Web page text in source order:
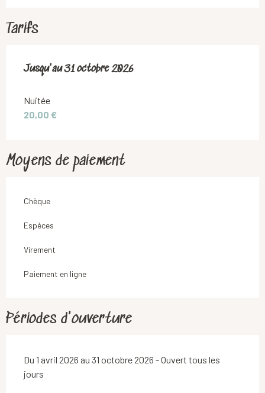
Tarifs
Du1 avril 2026au31 octobre 2026
Jusqu'au31 octobre 2026
Nuitée
20,00 €
Moyens de paiement
Chèque
Espèces
Virement
Paiement en ligne
Périodes d'ouverture
Du 1 avril 2026 au 31 octobre 2026 - Ouvert tous les
jours